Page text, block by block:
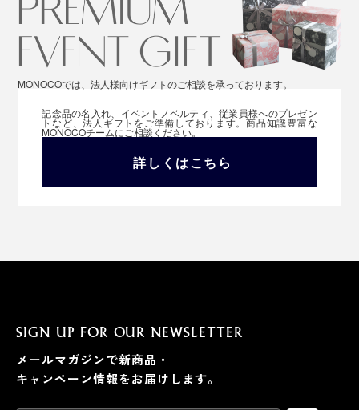
MONOCOでは、法人様向けギフトのご相談を承っております。
記念品の名入れ、イベントノベルティ、従業員様へのプレゼン
トなど、法人ギフトをご準備しております。商品知識豊富な
MONOCOチームにご相談ください。
詳しくはこちら
SIGN UP FOR OUR NEWSLETTER
メールマガジンで新商品・
キャンペーン情報をお届けします。